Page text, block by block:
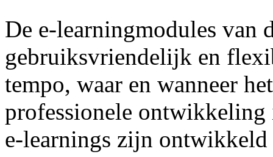
De e-learningmodules van
gebruiksvriendelijk en
tempo, waar en wanneer
professionele ontwikkeling
e-learnings zijn